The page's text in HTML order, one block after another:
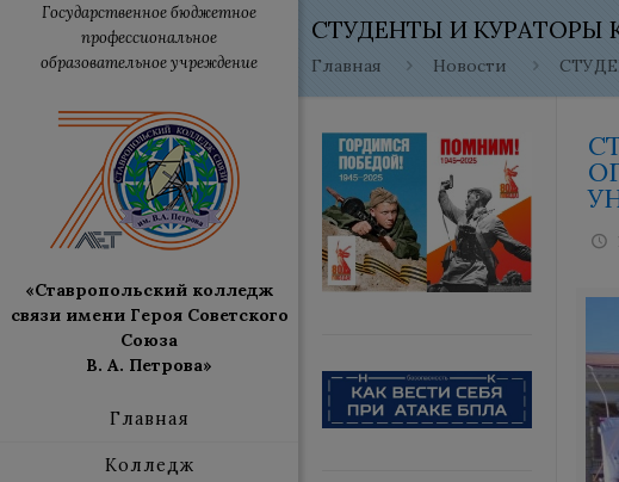
Государственное бюджетное
профессиональное
образовательное учреждение
«Ставропольский колледж
связи имени Героя Советского
Союза
В. А. Петрова»
Главная
Колледж
СТУДЕНТЫ И КУРАТОРЫ
Главная Новости